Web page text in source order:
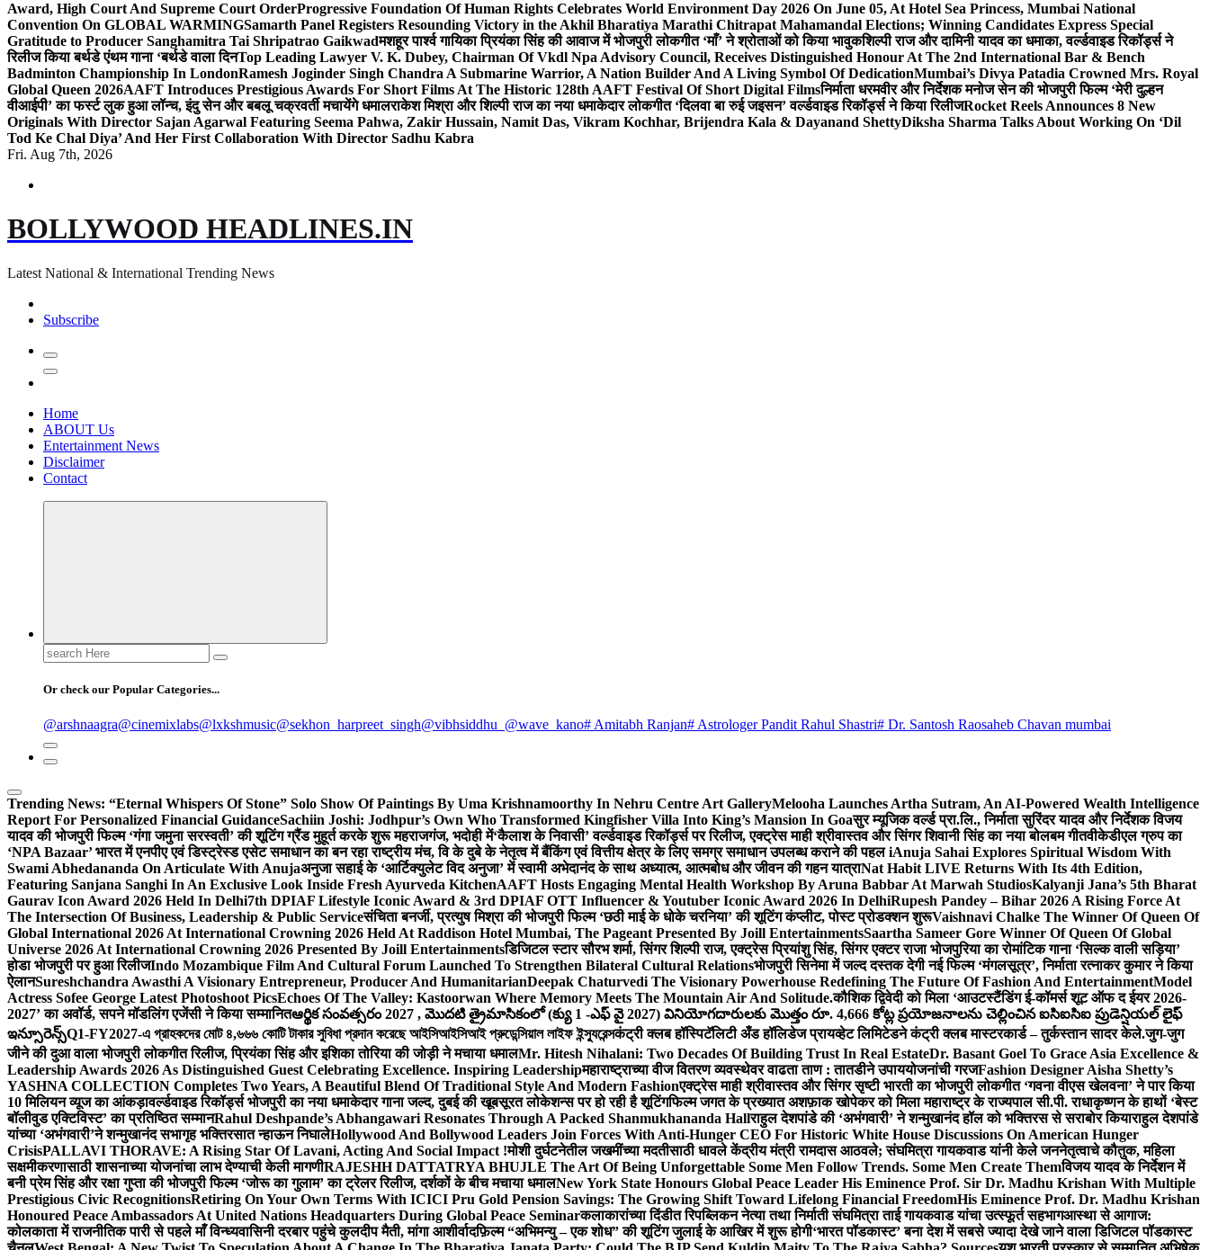
Award, High Court And Supreme Court OrderProgressive Foundation Of Human Rights Celebrates World Environment Day 2026 On June 05, At Hotel Sea Princess, Mumbai National
Convention On GLOBAL WARMINGSamarth Panel Registers Resounding Victory in the Akhil Bharatiya Marathi Chitrapat Mahamandal Elections; Winning Candidates Express Special
Gratitude to Producer Sanghamitra Tai Shripatrao Gaikwadमशहूर पार्श्व गायिका प्रियंका सिंह की आवाज में भोजपुरी लोकगीत ‘माँ’ ने श्रोताओं को किया भावुकशिल्पी राज और दामिनी यादव का धमाका, वर्ल्डवाइड रिकॉर्ड्स ने
रिलीज किया बर्थडे एंथम गाना ‘बर्थडे वाला दिनTop Leading Lawyer V. K. Dubey, Chairman Of Vkdl Npa Advisory Council, Receives Distinguished Honour At The 2nd International Bar & Bench
Badminton Championship In LondonRamesh Joginder Singh Chandra A Submarine Warrior, A Nation Builder And A Living Symbol Of DedicationMumbai’s Divya Patadia Crowned Mrs. Royal
Global Queen 2026AAFT Introduces Prestigious Awards For Short Films At The Historic 128th AAFT Festival Of Short Digital Filmsनिर्माता धरमवीर और निर्देशक मनोज सेन की भोजपुरी फिल्म ‘मेरी दुल्हन
वीआईपी’ का फर्स्ट लुक हुआ लॉन्च, इंदु सेन और बबलू चक्रवर्ती मचायेंगे धमालराकेश मिश्रा और शिल्पी राज का नया धमाकेदार लोकगीत ‘दिलवा बा रुई जइसन’ वर्ल्डवाइड रिकॉर्ड्स ने किया रिलीजRocket Reels Announces 8 New
Originals With Director Sajan Agarwal Featuring Seema Pahwa, Zakir Hussain, Namit Das, Vikram Kochhar, Brijendra Kala & Dayanand ShettyDiksha Sharma Talks About Working On ‘Dil
Tod Ke Chal Diya’ And Her First Collaboration With Director Sadhu Kabra
Fri. Aug 7th, 2026
BOLLYWOOD HEADLINES.IN
Latest National & International Trending News
Subscribe
Home
ABOUT Us
Entertainment News
Disclaimer
Contact
Search
for:
Or check our Popular Categories...
@arshnaagra@cinemixlabs@lxkshmusic@sekhon_harpreet_singh@vibhsiddhu_ @wave_kano# Amitabh Ranjan# Astrologer Pandit Rahul Shastri# Dr. Santosh Raosaheb Chavan mumbai
Trending News: “Eternal Whispers Of Stone” Solo Show Of Paintings By Uma Krishnamoorthy In Nehru Centre Art GalleryMelooha Launches Artha Sutram, An AI-Powered Wealth Intelligence
Report For Personalized Financial GuidanceSachiin Joshi: Jodhpur’s Own Who Transformed Kingfisher Villa Into King’s Mansion In Goaसुर म्यूजिक वर्ल्ड प्रा.लि., निर्माता सुरिंदर यादव और निर्देशक विजय
यादव की भोजपुरी फिल्म ‘गंगा जमुना सरस्वती’ की शूटिंग ग्रैंड मुहूर्त करके शुरू महराजगंज, भदोही में‘कैलाश के निवासी’ वर्ल्डवाइड रिकॉर्ड्स पर रिलीज, एक्ट्रेस माही श्रीवास्तव और सिंगर शिवानी सिंह का नया बोलबम गीतवीकेडीएल ग्रुप का
‘NPA Bazaar’ भारत में एनपीए एवं डिस्ट्रेस्ड एसेट समाधान का बन रहा राष्ट्रीय मंच, वि के दुबे के नेतृत्व में बैंकिंग एवं वित्तीय क्षेत्र के लिए समग्र समाधान उपलब्ध कराने की पहल iAnuja Sahai Explores Spiritual Wisdom With
Swami Abhedananda On Articulate With Anujaअनुजा सहाई के ‘आर्टिक्युलेट विद अनुजा’ में स्वामी अभेदानंद के साथ अध्यात्म, आत्मबोध और जीवन की गहन यात्राNat Habit LIVE Returns With Its 4th Edition,
Featuring Sanjana Sanghi In An Exclusive Look Inside Fresh Ayurveda KitchenAAFT Hosts Engaging Mental Health Workshop By Aruna Babbar At Marwah StudiosKalyanji Jana’s 5th Bharat
Gaurav Icon Award 2026 Held In Delhi7th DPIAF Lifestyle Iconic Award & 3rd DPIAF OTT Influencer & Youtuber Iconic Award 2026 In DelhiRupesh Pandey – Bihar 2026 A Rising Force At
The Intersection Of Business, Leadership & Public Serviceसंचिता बनर्जी, प्रत्युष मिश्रा की भोजपुरी फिल्म ‘छठी माई के धोके चरनिया’ की शूटिंग कंप्लीट, पोस्ट प्रोडक्शन शुरूVaishnavi Chalke The Winner Of Queen Of
Global International 2026 At International Crowning 2026 Held At Raddison Hotel Mumbai, The Pageant Presented By Joill EntertainmentsSaartha Sameer Gore Winner Of Queen Of Global
Universe 2026 At International Crowning 2026 Presented By Joill Entertainmentsडिजिटल स्टार सौरभ शर्मा, सिंगर शिल्पी राज, एक्ट्रेस प्रियांशु सिंह, सिंगर एक्टर राजा भोजपुरिया का रोमांटिक गाना ‘सिल्क वाली सड़िया’
होडा भोजपुरी पर हुआ रिलीजIndo Mozambique Film And Cultural Forum Launched To Strengthen Bilateral Cultural Relationsभोजपुरी सिनेमा में जल्द दस्तक देगी नई फिल्म ‘मंगलसूत्र’, निर्माता रत्नाकर कुमार ने किया
ऐलानSureshchandra Awasthi A Visionary Entrepreneur, Producer And HumanitarianDeepak Chaturvedi The Visionary Powerhouse Redefining The Future Of Fashion And EntertainmentModel
Actress Sofee George Latest Photoshoot PicsEchoes Of The Valley: Kastoorwan Where Memory Meets The Mountain Air And Solitude.कौशिक द्विवेदी को मिला ‘आउटस्टैंडिंग ई-कॉमर्स शूट ऑफ द ईयर 2026-
2027’ का अवॉर्ड, सपने मॉडलिंग एजेंसी ने किया सम्मानितఆర్థిక సంవత్సరం 2027 , మొదటి త్రైమాసికంలో (క్యు 1 -ఎఫ్ వై 2027) వినియోగదారులకు మొత్తం రూ. 4,666 కోట్ల ప్రయోజనాలను చెల్లించిన ఐసిఐసిఐ ప్రుడెన్షియల్ లైఫ్
ఇన్సూరెన్స్Q1-FY2027-এ গ্রাহকদের মোট ৪,৬৬৬ কোটি টাকার সুবিধা প্রদান করেছে আইসিআইসিআই প্রুডেন্সিয়াল লাইফ ইন্স্যুরেন্সकंट्री क्लब हॉस्पिटॅलिटी अँड हॉलिडेज प्रायव्हेट लिमिटेडने कंट्री क्लब मास्टरकार्ड – तुर्कस्तान सादर केले.जुग-जुग
जीने की दुआ वाला भोजपुरी लोकगीत रिलीज, प्रियंका सिंह और इशिका तोरिया की जोड़ी ने मचाया धमालMr. Hitesh Nihalani: Two Decades Of Building Trust In Real EstateDr. Basant Goel To Grace Asia Excellence &
Leadership Awards 2026 As Distinguished Guest Celebrating Excellence. Inspiring Leadershipमहाराष्ट्राच्या वीज वितरण व्यवस्थेवर वाढता ताण : तातडीने उपाययोजनांची गरजFashion Designer Aisha Shetty’s
YASHNA COLLECTION Completes Two Years, A Beautiful Blend Of Traditional Style And Modern Fashionएक्ट्रेस माही श्रीवास्तव और सिंगर सृष्टी भारती का भोजपुरी लोकगीत ‘गवना वीएस खेलवना’ ने पार किया
10 मिलियन व्यूज का आंकड़ावर्ल्डवाइड रिकॉर्ड्स भोजपुरी का नया धमाकेदार गाना जल्द, दुबई की खूबसूरत लोकेशन्स पर हो रही है शूटिंगफिल्म जगत के प्रख्यात अशफ़ाक खोपेकर को मिला महाराष्ट्र के राज्यपाल सी.पी. राधाकृष्णन के हाथों ‘बेस्ट
बॉलीवुड एक्टिविस्ट’ का प्रतिष्ठित सम्मानRahul Deshpande’s Abhangawari Resonates Through A Packed Shanmukhananda Hallराहुल देशपांडे की ‘अभंगवारी’ ने शन्मुखानंद हॉल को भक्तिरस से सराबोर कियाराहुल देशपांडे
यांच्या ‘अभंगवारी’ने शन्मुखानंद सभागृह भक्तिरसात न्हाऊन निघालेHollywood And Bollywood Leaders Join Forces With Anti-Hunger CEO For Historic White House Discussions On American Hunger
CrisisPALLAVI THORAVE: A Rising Star Of Lavani, Acting And Social Impact !मोशी दुर्घटनेतील जखमींच्या मदतीसाठी धावले केंद्रीय मंत्री रामदास आठवले; संघमित्रा गायकवाड यांनी केले जननेतृत्वाचे कौतुक, महिला
सक्षमीकरणासाठी शासनाच्या योजनांचा लाभ देण्याची केली मागणीRAJESHH DATTATRYA BHUJLE The Art Of Being Unforgettable Some Men Follow Trends. Some Men Create Themविजय यादव के निर्देशन में
बनी प्रेम सिंह और रक्षा गुप्ता की भोजपुरी फिल्म ‘जोरू का गुलाम’ का ट्रेलर रिलीज, दर्शकों के बीच मचाया धमालNew York State Honours Global Peace Leader His Eminence Prof. Sir Dr. Madhu Krishan With Multiple
Prestigious Civic RecognitionsRetiring On Your Own Terms With ICICI Pru Gold Pension Savings: The Growing Shift Toward Lifelong Financial FreedomHis Eminence Prof. Dr. Madhu Krishan
Honoured Peace Ambassadors At United Nations Headquarters During Global Peace Seminarकलाकारांच्या दिंडीत रिपब्लिकन नेत्या तथा निर्माती संघमित्रा ताई गायकवाड यांचा उत्स्फूर्त सहभागआस्था से आगाज:
कोलकाता में राजनीतिक पारी से पहले माँ विन्ध्यवासिनी दरबार पहुंचे कुलदीप मैती, मांगा आशीर्वादफ़िल्म “अभिमन्यु – एक शोध” की शूटिंग जुलाई के आखिर में शुरू होगी‘भारत पॉडकास्ट’ बना देश में सबसे ज्यादा देखे जाने वाला डिजिटल पॉडकास्ट